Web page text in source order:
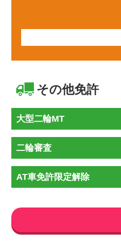
その他免許
大型二輪MT
二輪審査
AT車免許限定解除